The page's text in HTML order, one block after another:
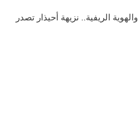
الريفية.. نزيهة أحيذار تصدر